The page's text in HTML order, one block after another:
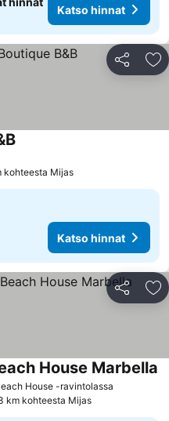
Katso hinnat
Jaa
Katso hinnat
kohteesta Mijas
Katso hinnat
Jaa
House -ravintolassa
House Marbella
km kohteesta Mijas